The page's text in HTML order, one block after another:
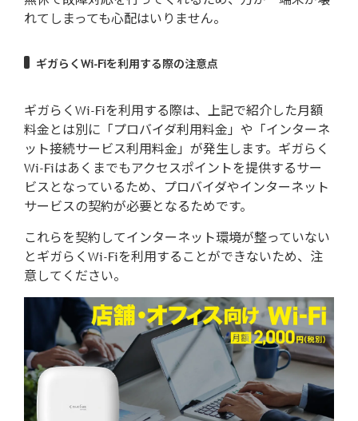
れてしまっても心配はいりません。
ギガらくWi-Fiを利用する際の注意点
ギガらくWi-Fiを利用する際は、上記で紹介した月額
料金とは別に「プロバイダ利用料金」や「インターネ
ット接続サービス利用料金」が発生します。ギガらく
Wi-Fiはあくまでもアクセスポイントを提供するサー
ビスとなっているため、プロバイダやインターネット
サービスの契約が必要となるためです。
これらを契約してインターネット環境が整っていない
とギガらくWi-Fiを利用することができないため、注
意してください。